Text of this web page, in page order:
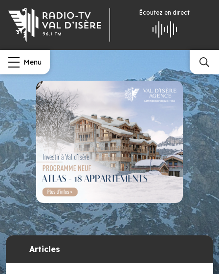
Écoutez en direct
Menu
Articles